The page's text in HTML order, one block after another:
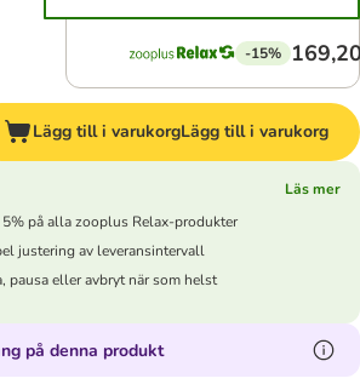
-15%
Lägg till i varukorgLägg till i varukorg
Läs mer
5% på alla zooplus Relax-produkter
justering av leveransintervall
pausa eller avbryt när som helst
på denna produkt